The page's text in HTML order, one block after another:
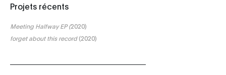
Projets récents
Meeting Halfway EP (2020)
forget about this record(2020)